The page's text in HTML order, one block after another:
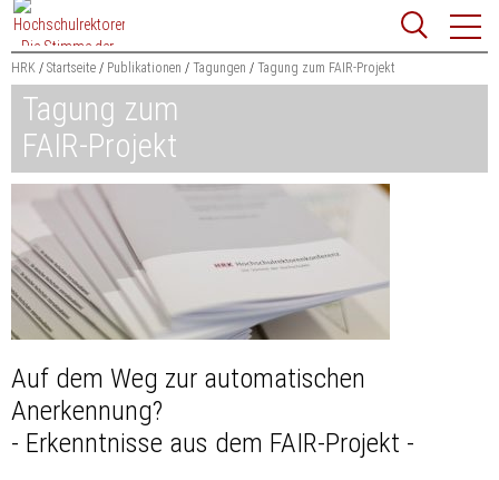
Zum
Content
springen
Suchbegriff
HRK Startseite Publikationen Tagungen Tagung zum FAIR-Projekt
Tagung zum
FAIR-Projekt
Auf dem Weg zur automatischen
Anerkennung?
- Erkenntnisse aus dem FAIR-Projekt -